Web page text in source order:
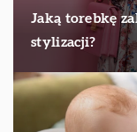
Jaką torebkę
stylizacji?